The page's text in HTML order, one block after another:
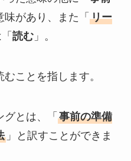
があり、また「 リー
読む」。
ことを指します。
とは、「 事前の準備
」と訳すことができま